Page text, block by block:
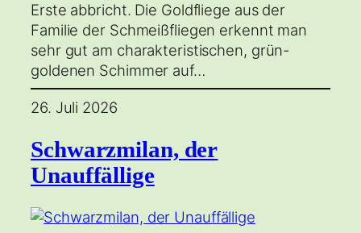
Erste abbricht. Die Goldfliege aus der
Familie der Schmeißfliegen erkennt man
sehr gut am charakteristischen, grün-
goldenen Schimmer auf…
26. Juli 2026
Schwarzmilan, der
Unauffällige